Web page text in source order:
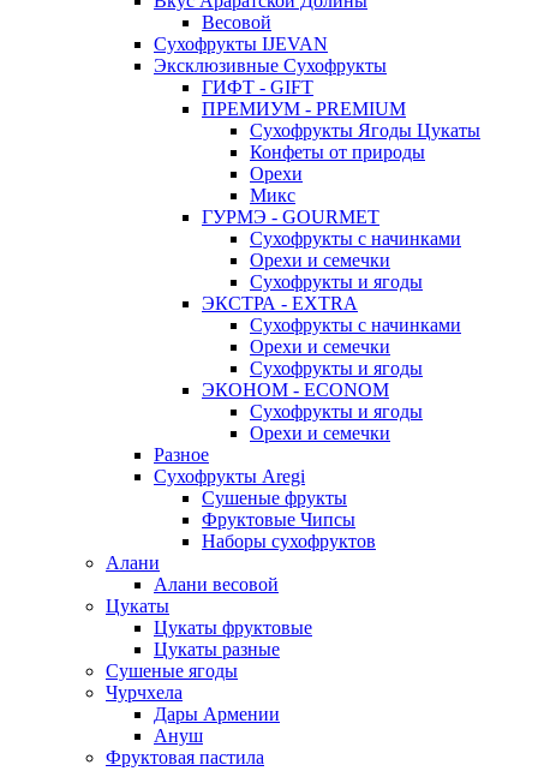
Весовой
Сухофрукты IJEVAN
Эксклюзивные Сухофрукты
ГИФТ - GIFT
ПРЕМИУМ - PREMIUM
Сухофрукты Ягоды Цукаты
Конфеты от природы
Орехи
Микс
ГУРМЭ - GOURMET
Сухофрукты с начинками
Орехи и семечки
Сухофрукты и ягоды
ЭКСТРА - EXTRA
Сухофрукты с начинками
Орехи и семечки
Сухофрукты и ягоды
ЭКОНОМ - ECONOM
Сухофрукты и ягоды
Орехи и семечки
Разное
Сухофрукты Aregi
Сушеные фрукты
Фруктовые Чипсы
Наборы сухофруктов
Алани
Алани весовой
Цукаты
Цукаты фруктовые
Цукаты разные
Сушеные ягоды
Чурчхела
Дары Армении
Ануш
Фруктовая пастила